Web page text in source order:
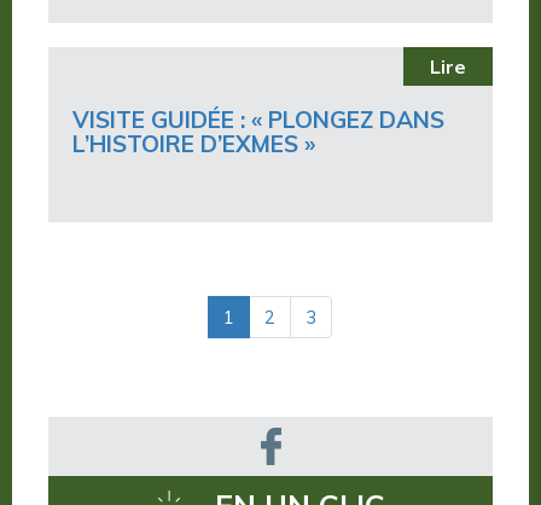
Lire
VISITE GUIDÉE : « PLONGEZ DANS
L’HISTOIRE D’EXMES »
1 (actuelle)
2 3